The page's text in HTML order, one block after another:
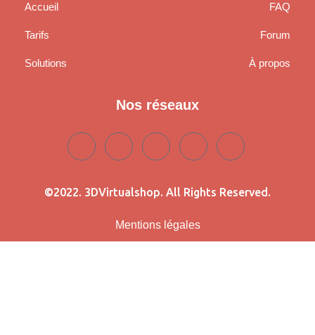
Accueil
Tarifs
Solutions
FAQ
Forum
À propos
Nos réseaux
©2022. 3DVirtualshop. All Rights Reserved.
Mentions légales